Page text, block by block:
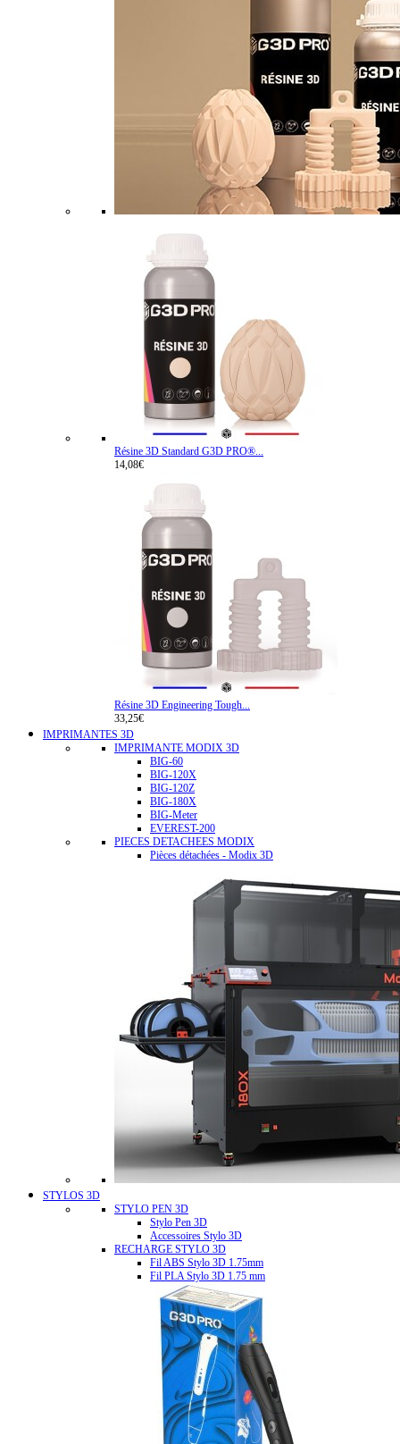
Résine 3D Standard G3D PRO®...
14,08€
Résine 3D Engineering Tough...
33,25€
IMPRIMANTES 3D
IMPRIMANTE MODIX 3D
BIG-60
BIG-120X
BIG-120Z
BIG-180X
BIG-Meter
EVEREST-200
PIECES DETACHEES MODIX
Pièces détachées - Modix 3D
STYLOS 3D
STYLO PEN 3D
Stylo Pen 3D
Accessoires Stylo 3D
RECHARGE STYLO 3D
Fil ABS Stylo 3D 1.75mm
Fil PLA Stylo 3D 1.75 mm